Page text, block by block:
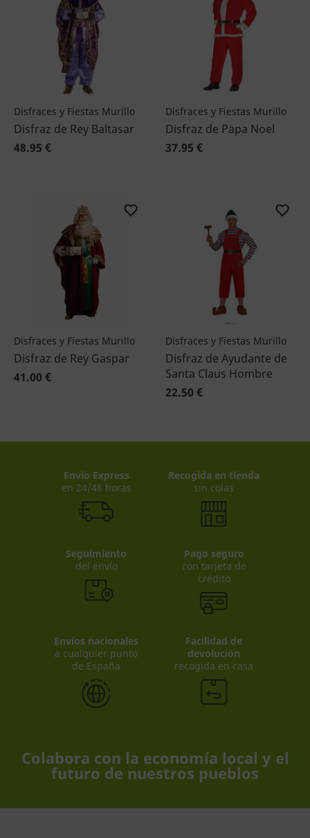
Disfraces y Fiestas Murillo
Disfraz de Rey Baltasar
48.95 €
Disfraces y Fiestas Murillo
Disfraz de Papa Noel
37.95 €
Disfraces y Fiestas Murillo
Disfraz de Rey Gaspar
41.00 €
Disfraces y Fiestas Murillo
Disfraz de Ayudante de
Santa Claus Hombre
22.50 €
Envio Express
en 24/48 horas
Recogida en tienda
sin colas
Seguimiento
del envío
Pago seguro
con tarjeta de
crédito
Envíos nacionales
a cualquier punto
de España
Facilidad de
devolución
recogida en casa
Colabora con la economía local y el
futuro de nuestros pueblos